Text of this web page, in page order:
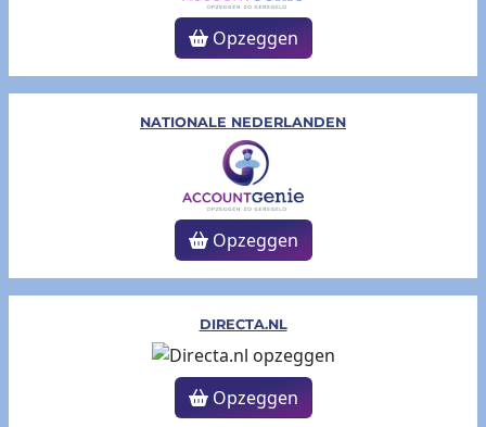
Opzeggen
NATIONALE NEDERLANDEN
Opzeggen
DIRECTA.NL
Opzeggen